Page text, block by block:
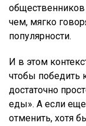
общественников
чем, мягко
популярности.
И в этом
чтобы победить
достаточно
еды». А если
отменить, хотя